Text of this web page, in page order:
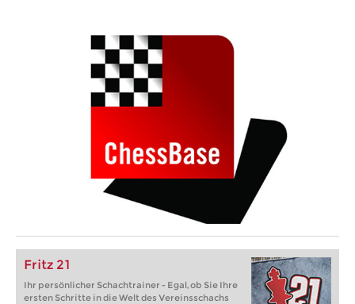
Fritz 21
Ihr persönlicher Schachtrainer - Egal, ob Sie Ihre
ersten Schritte in die Welt des Vereinsschachs